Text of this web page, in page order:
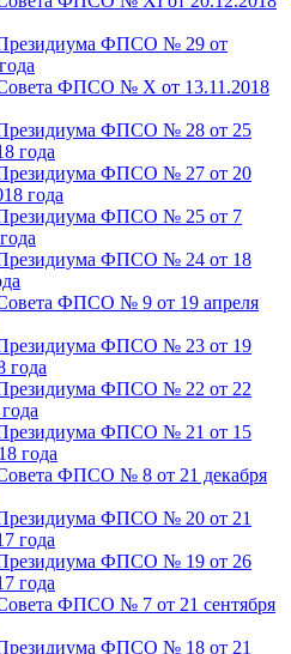
Президиума ФПСО № 29 от
Совета ФПСО № X от 13.11.2018
Президиума ФПСО № 28 от 25
года
Президиума ФПСО № 27 от 20
года
Президиума ФПСО № 25 от 7
Президиума ФПСО № 24 от 18
ФПСО № 9 от 19 апреля
Президиума ФПСО № 23 от 19
года
Президиума ФПСО № 22 от 22
Президиума ФПСО № 21 от 15
года
ФПСО № 8 от 21 декабря
Президиума ФПСО № 20 от 21
года
Президиума ФПСО № 19 от 26
года
ФПСО № 7 от 21 сентября
Президиума ФПСО № 18 от 21